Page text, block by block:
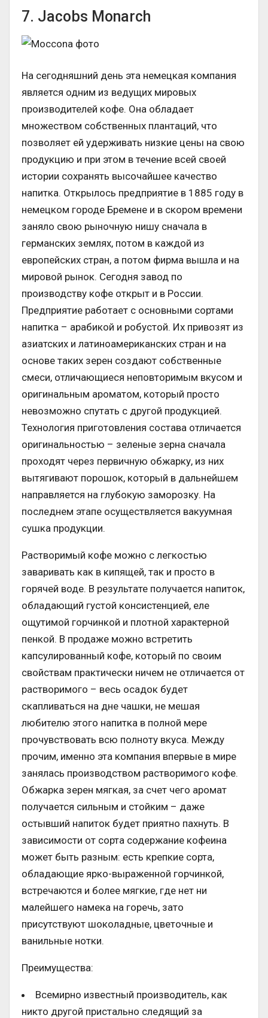
7. Jacobs Monarch
На сегодняшний день эта немецкая компания
является одним из ведущих мировых
производителей кофе. Она обладает
множеством собственных плантаций, что
позволяет ей удерживать низкие цены на свою
продукцию и при этом в течение всей своей
истории сохранять высочайшее качество
напитка. Открылось предприятие в 1885 году в
немецком городе Бремене и в скором времени
заняло свою рыночную нишу сначала в
германских землях, потом в каждой из
европейских стран, а потом фирма вышла и на
мировой рынок. Сегодня завод по
производству кофе открыт и в России.
Предприятие работает с основными сортами
напитка – арабикой и робустой. Их привозят из
азиатских и латиноамериканских стран и на
основе таких зерен создают собственные
смеси, отличающиеся неповторимым вкусом и
оригинальным ароматом, который просто
невозможно спутать с другой продукцией.
Технология приготовления состава отличается
оригинальностью – зеленые зерна сначала
проходят через первичную обжарку, из них
вытягивают порошок, который в дальнейшем
направляется на глубокую заморозку. На
последнем этапе осуществляется вакуумная
сушка продукции.
Растворимый кофе можно с легкостью
заваривать как в кипящей, так и просто в
горячей воде. В результате получается напиток,
обладающий густой консистенцией, еле
ощутимой горчинкой и плотной характерной
пенкой. В продаже можно встретить
капсулированный кофе, который по своим
свойствам практически ничем не отличается от
растворимого – весь осадок будет
скапливаться на дне чашки, не мешая
любителю этого напитка в полной мере
прочувствовать всю полноту вкуса. Между
прочим, именно эта компания впервые в мире
занялась производством растворимого кофе.
Обжарка зерен мягкая, за счет чего аромат
получается сильным и стойким – даже
остывший напиток будет приятно пахнуть. В
зависимости от сорта содержание кофеина
может быть разным: есть крепкие сорта,
обладающие ярко-выраженной горчинкой,
встречаются и более мягкие, где нет ни
малейшего намека на горечь, зато
присутствуют шоколадные, цветочные и
ванильные нотки.
Преимущества:
Всемирно известный производитель, как
никто другой пристально следящий за